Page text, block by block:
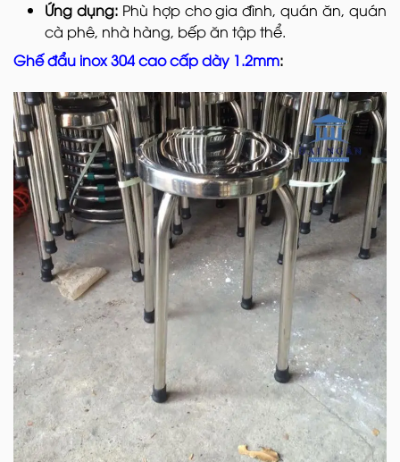
Ứng dụng:Phù hợp cho gia đình, quán ăn, quán
cà phê, nhà hàng, bếp ăn tập thể.
Ghế đẩu inox 304 cao cấp dày 1.2mm: